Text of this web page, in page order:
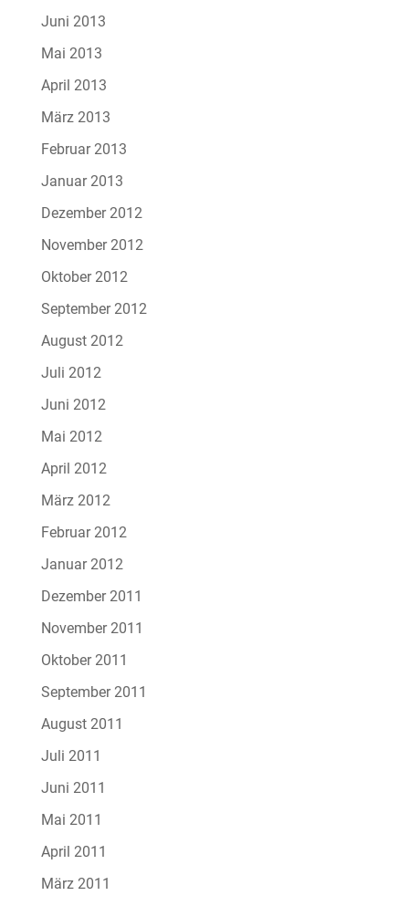
Juni 2013
Mai 2013
April 2013
März 2013
Februar 2013
Januar 2013
Dezember 2012
November 2012
Oktober 2012
September 2012
August 2012
Juli 2012
Juni 2012
Mai 2012
April 2012
März 2012
Februar 2012
Januar 2012
Dezember 2011
November 2011
Oktober 2011
September 2011
August 2011
Juli 2011
Juni 2011
Mai 2011
April 2011
März 2011